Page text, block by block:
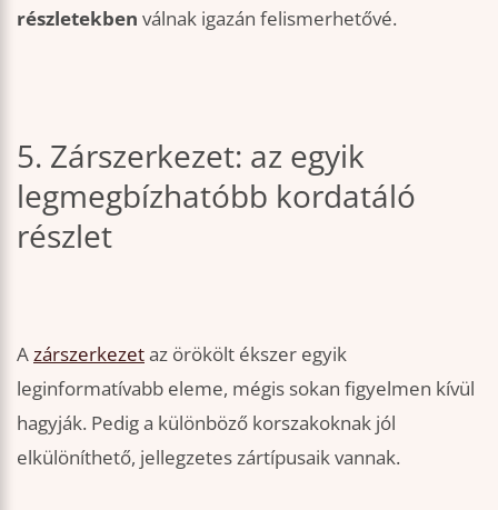
részletekben válnak igazán felismerhetővé.
5. Zárszerkezet: az egyik
legmegbízhatóbb kordatáló
részlet
Azárszerkezetaz örökölt ékszer egyik
leginformatívabb eleme, mégis sokan figyelmen kívül
hagyják. Pedig a különböző korszakoknak jól
elkülöníthető, jellegzetes zártípusaik vannak.